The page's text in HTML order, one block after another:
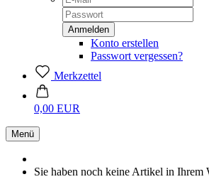
Konto erstellen
Passwort vergessen?
Merkzettel
0,00 EUR
Menü
Sie haben noch keine Artikel in Ihrem